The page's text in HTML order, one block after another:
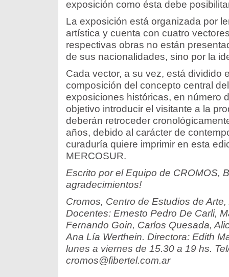
exposición como ésta debe
La exposición está organizada por
artística y cuenta con cuatro
respectivas obras no están
de sus nacionalidades, sino por la
Cada vector, a su vez, está dividido
composición del concepto central
exposiciones históricas, en número
objetivo introducir el visitante a la
deberán retroceder
años, debido al carácter de
curaduría quiere imprimir en esta
MERCOSUR.
Escrito por el Equipo de CROMOS,
agradecimientos!
Cromos, Centro de Estudios de
Docentes: Ernesto Pedro De Carli,
Fernando Goin, Carlos Quesada,
Ana Lía Werthein. Directora: Edith
lunes a viernes de 15.30 a 19 hs.
cromos@fibertel.com.ar